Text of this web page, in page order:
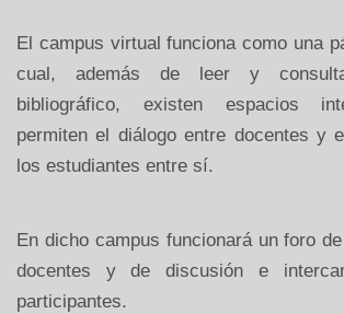
El campus virtual funciona como una
cual, además de leer y
bibliográfico, existen espacios
permiten el diálogo entre docentes y
los estudiantes entre sí.
En dicho campus funcionará un foro
docentes y de discusión e
participantes.